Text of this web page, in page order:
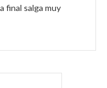
final salga muy